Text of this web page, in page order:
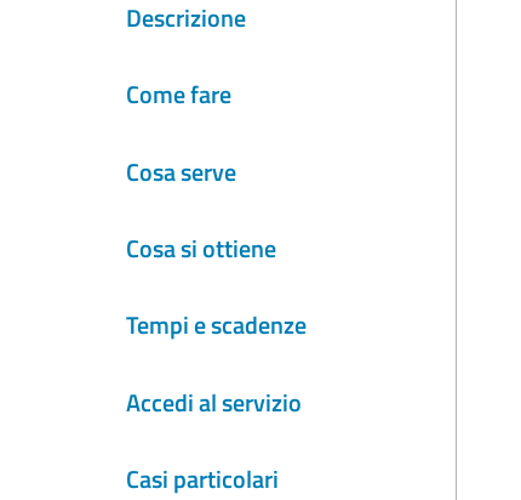
Descrizione
Come fare
Cosa serve
Cosa si ottiene
Tempi e scadenze
Accedi al servizio
Casi particolari